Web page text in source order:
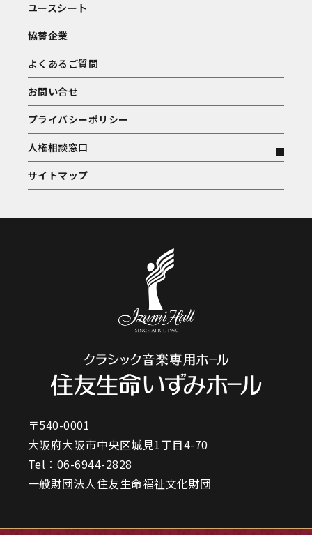
ユースシート
協賛企業
よくあるご質問
お問い合せ
プライバシーポリシー
人権相談窓口
サイトマップ
〒540-0001
大阪府大阪市中央区城見1丁目4-70
Tel： 06-6944-2828
一般財団法人住友生命福祉文化財団